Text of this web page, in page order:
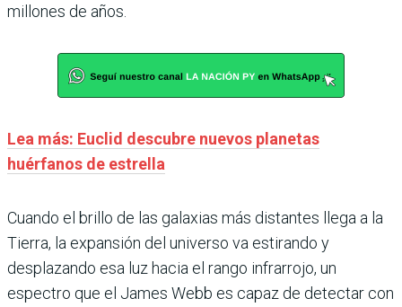
millones de años.
Lea más: Euclid descubre nuevos planetas
huérfanos de estrella
Cuando el brillo de las galaxias más distantes llega a la
Tierra, la expansión del universo va estirando y
desplazando esa luz hacia el rango infrarrojo, un
espectro que el James Webb es capaz de detectar con